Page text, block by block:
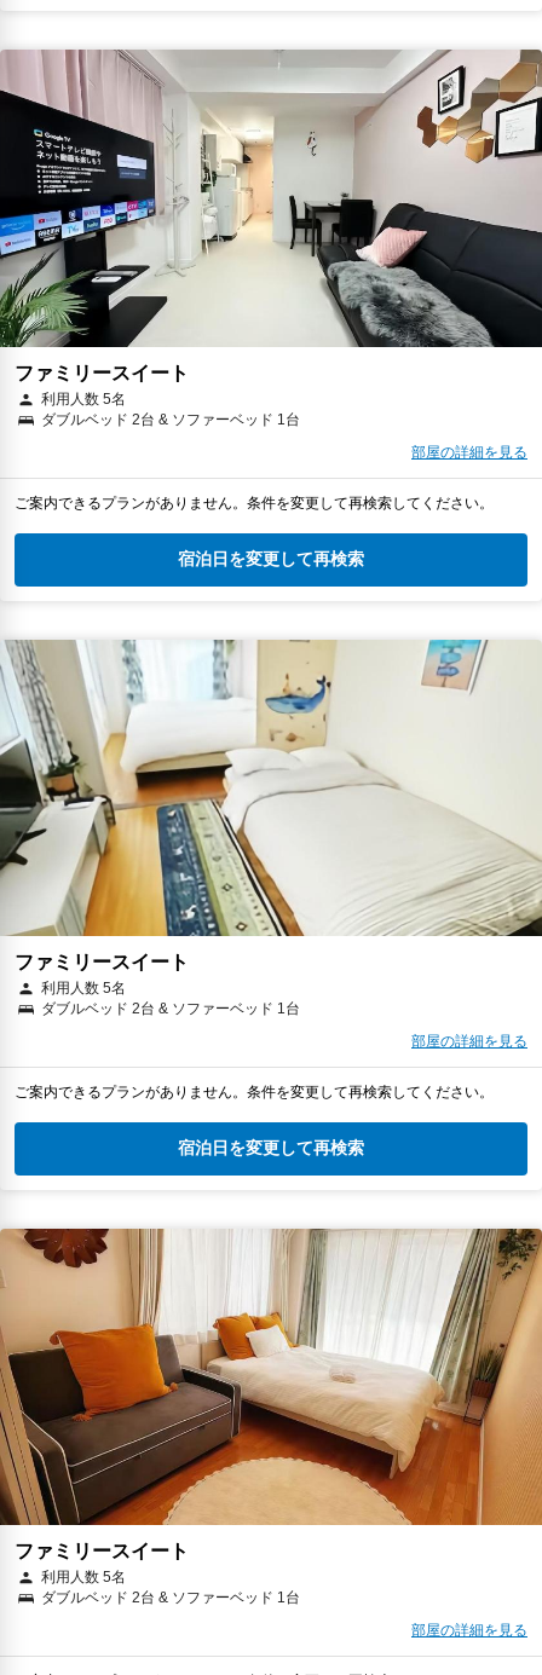
ファミリースイート
利用人数 5名
ダブルベッド 2台 & ソファーベッド 1台
部屋の詳細を見る
ご案内できるプランがありません。条件を変更して再検索してください。
宿泊日を変更して再検索
ファミリースイート
利用人数 5名
ダブルベッド 2台 & ソファーベッド 1台
部屋の詳細を見る
ご案内できるプランがありません。条件を変更して再検索してください。
宿泊日を変更して再検索
ファミリースイート
利用人数 5名
ダブルベッド 2台 & ソファーベッド 1台
部屋の詳細を見る